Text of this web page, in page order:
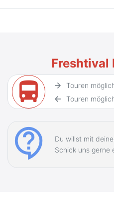
Freshtival
directions_bus arrow_forward Touren
arrow_back Touren
contact_support
Du willst mit
Schick uns gerne